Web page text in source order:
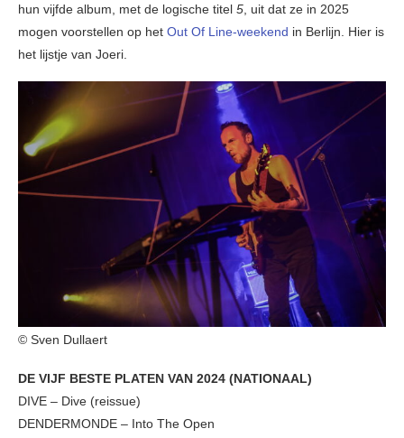
hun vijfde album, met de logische titel 5, uit dat ze in 2025
mogen voorstellen op het Out Of Line-weekend in Berlijn. Hier is
het lijstje van Joeri.
© Sven Dullaert
DE VIJF BESTE PLATEN VAN 2024 (NATIONAAL)
DIVE – Dive (reissue)
DENDERMONDE – Into The Open